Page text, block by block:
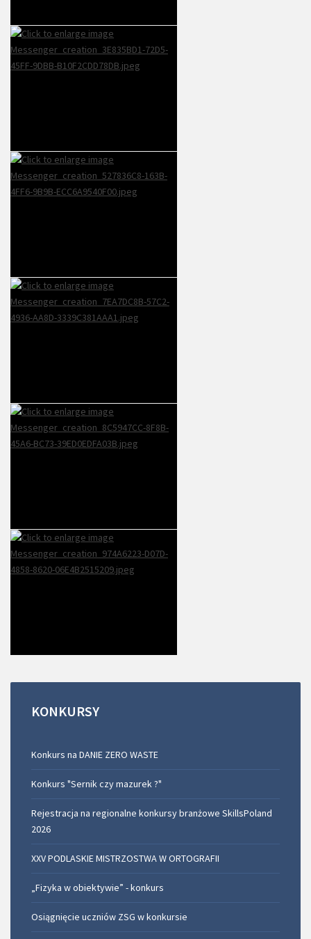
KONKURSY
Konkurs na DANIE ZERO WASTE
Konkurs "Sernik czy mazurek ?"
Rejestracja na regionalne konkursy branżowe SkillsPoland
2026
XXV PODLASKIE MISTRZOSTWA W ORTOGRAFII
„Fizyka w obiektywie” - konkurs
Osiągnięcie uczniów ZSG w konkursie